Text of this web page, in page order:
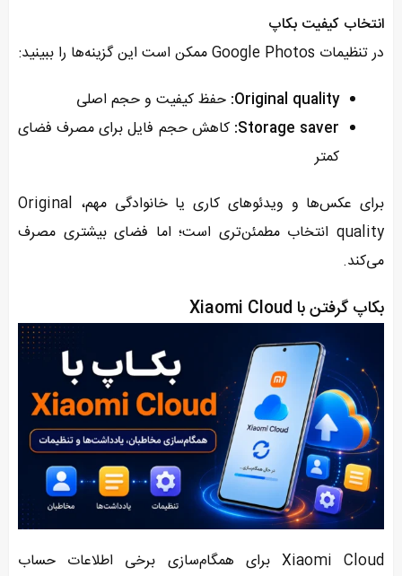
انتخاب کیفیت بکاپ
در تنظیمات Google Photos ممکن است این گزینه‌ها را ببینید:
Original quality: حفظ کیفیت و حجم اصلی
Storage saver: کاهش حجم فایل برای مصرف فضای
کمتر
برای عکس‌ها و ویدئوهای کاری یا خانوادگی مهم، Original
quality انتخاب مطمئن‌تری است؛ اما فضای بیشتری مصرف
می‌کند.
بکاپ گرفتن با Xiaomi Cloud
Xiaomi Cloud برای همگام‌سازی برخی اطلاعات حساب